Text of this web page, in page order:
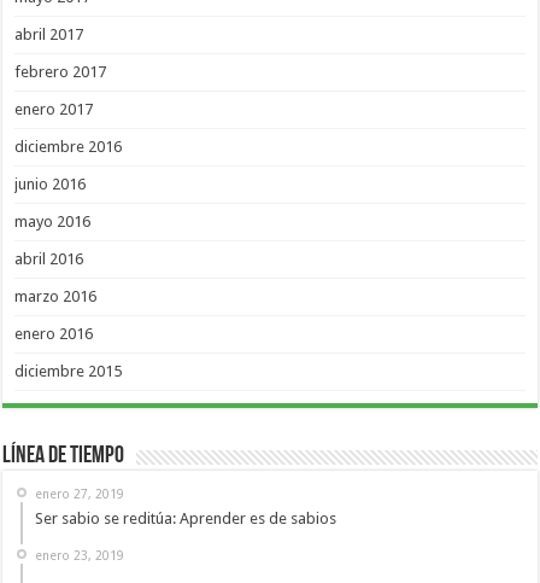
abril 2017
febrero 2017
enero 2017
diciembre 2016
junio 2016
mayo 2016
abril 2016
marzo 2016
enero 2016
diciembre 2015
Línea de Tiempo
enero 27, 2019
Ser sabio se reditúa: Aprender es de sabios
enero 23, 2019